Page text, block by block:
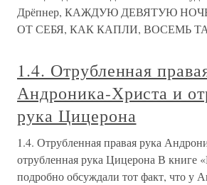
Дрёпнер, КАЖДУЮ ДЕВЯТУЮ
ОТ СЕБЯ, КАК КАПЛИ, ВОСЕМЬ
1.4. Отрубленная
Андроника-Христа и
рука Цицерона
1.4. Отрубленная правая рука
отрубленная рука Цицерона В книге
подробно обсуждали тот факт, что у